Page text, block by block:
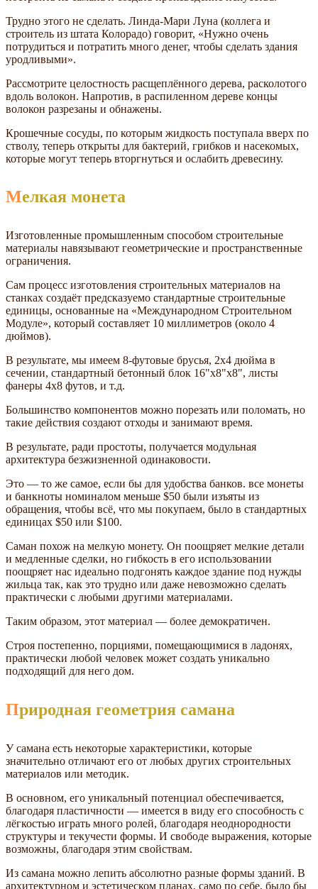
Трудно этого не сделать. Линда-Мари Луна (коллега и
строитель из штата Колорадо) говорит, «Нужно очень
потрудиться и потратить много денег, чтобы сделать здания
уродливыми».
Рассмотрите целостность расщеплённого дерева, расколотого
вдоль волокон. Напротив, в распиленном дереве концы
волокон разрезаны и обнажены.
Крошечные сосуды, по которым жидкость поступала вверх по
стволу, теперь открыты для бактерий, грибков и насекомых,
которые могут теперь вторгнуться и ослабить древесину.
Мелкая монета
Изготовленные промышленным способом строительные
материалы навязывают геометрические и пространственные
ограничения.
Сам процесс изготовления строительных материалов на
станках создаёт предсказуемо стандартные строительные
единицы, основанные на «Международном Строительном
Модуле», который составляет 10 миллиметров (около 4
дюймов).
В результате, мы имеем 8-футовые брусья, 2x4 дюйма в
сечении, стандартный бетонный блок 16"x8"x8", листы
фанеры 4x8 футов, и т.д.
Большинство компонентов можно порезать или поломать, но
такие действия создают отходы и занимают время.
В результате, ради простоты, получается модульная
архитектура безжизненной одинаковости.
Это — то же самое, если бы для удобства банков. все монеты
и банкноты номиналом меньше $50 были изъяты из
обращения, чтобы всё, что мы покупаем, было в стандартных
единицах $50 или $100.
Саман похож на мелкую монету. Он поощряет мелкие детали
и медленные сделки, но гибкость в его использовании
поощряет нас идеально подгонять каждое здание под нужды
жильца так, как это трудно или даже невозможно сделать
практически с любыми другими материалами.
Таким образом, этот материал — более демократичен.
Строя постепенно, порциями, помещающимися в ладонях,
практически любой человек может создать уникально
подходящий для него дом.
Природная геометрия самана
У самана есть некоторые характеристики, которые
значительно отличают его от любых других строительных
материалов или методик.
В основном, его уникальный потенциал обеспечивается,
благодаря пластичности — имеется в виду его способность с
лёгкостью играть много ролей, благодаря неоднородности
структуры и текучести формы. И свободе выражения, которые
возможны, благодаря этим свойствам.
Из самана можно лепить абсолютно разные формы зданий. В
архитектурном и эстетическом планах, само по себе, было бы